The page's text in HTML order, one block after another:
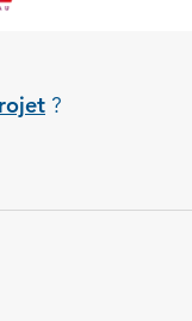
?